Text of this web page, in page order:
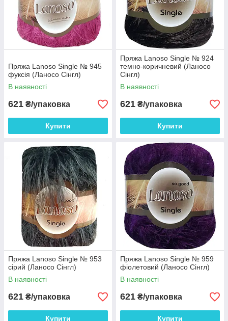
Пряжа Lanoso Single № 945
фуксія (Ланосо Сінгл)
В наявності
621 ₴/упаковка
Купити
Пряжа Lanoso Single № 924
темно-коричневий (Ланосо
Сінгл)
В наявності
621 ₴/упаковка
Купити
Пряжа Lanoso Single № 953
сірий (Ланосо Сінгл)
В наявності
621 ₴/упаковка
Купити
Пряжа Lanoso Single № 959
фіолетовий (Ланосо Сінгл)
В наявності
621 ₴/упаковка
Купити